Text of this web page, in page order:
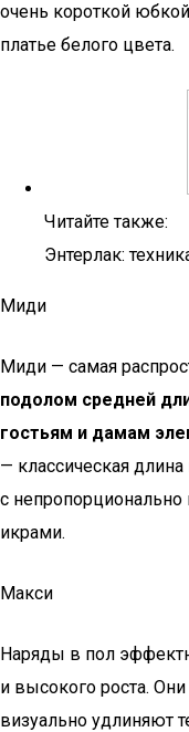
очень короткой
платье белого цвета.
Читайте также:
Энтерлак:
Миди
Миди — самая
подолом средней
гостьям и дамам
— классическая
с
икрами.
Макси
Наряды в пол
и высокого роста.
визуально удлиняют